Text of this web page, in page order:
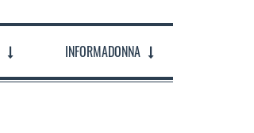
INFORMADONNA